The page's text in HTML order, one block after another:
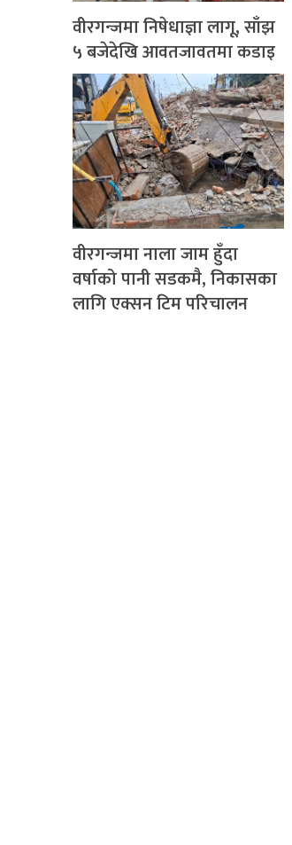
वीरगन्जमा निषेधाज्ञा लागू, साँझ
५ बजेदेखि आवतजावतमा कडाइ
वीरगन्जमा नाला जाम हुँदा
वर्षाको पानी सडकमै, निकासका
लागि एक्सन टिम परिचालन